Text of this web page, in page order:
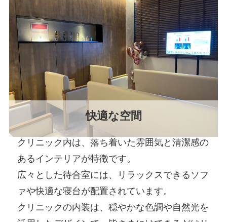
快適な空間
クリニック内は、落ち着いた雰囲気と清潔感の
あるインテリアが特徴です。
広々とした待合室には、リラックスできるソフ
ァや快適な寝台が配置されています。
クリニックの内装は、穏やかな色調や自然光を